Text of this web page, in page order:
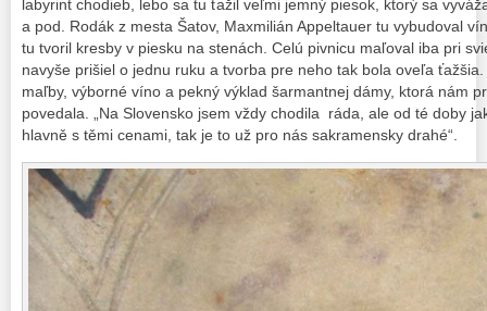
labyrint chodieb, lebo sa tu ťažil veľmi jemný piesok, ktorý sa
a pod. Rodák z mesta Šatov, Maxmilián Appeltauer tu vybudoval
tu tvoril kresby v piesku na stenách. Celú pivnicu maľoval iba pri
navyše prišiel o jednu ruku a tvorba pre neho tak bola oveľa
maľby, výborné víno a pekný výklad šarmantnej dámy, ktorá nám
povedala. „Na Slovensko jsem vždy chodila ráda, ale od té doby
hlavně s těmi cenami, tak je to už pro nás sakramensky drahé“.